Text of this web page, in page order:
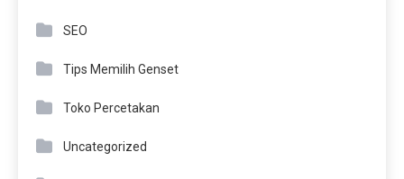
SEO
Tips Memilih Genset
Toko Percetakan
Uncategorized